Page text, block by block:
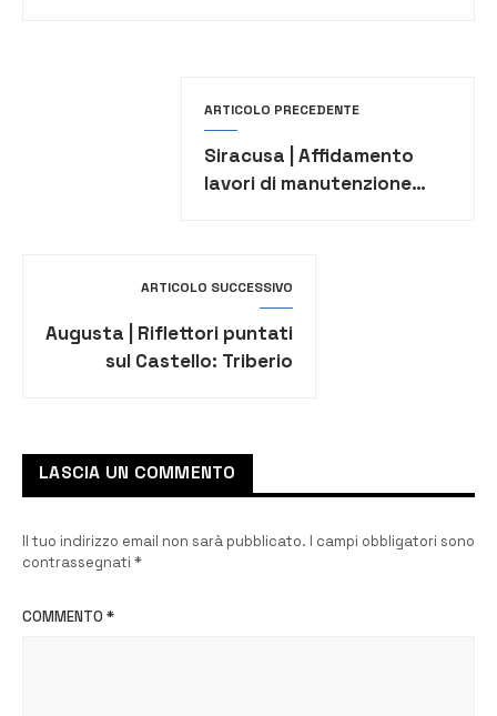
ARTICOLO PRECEDENTE
Siracusa | Affidamento
lavori di manutenzione
ARTICOLO SUCCESSIVO
Augusta | Riflettori puntati
sul Castello: Triberio
LASCIA UN COMMENTO
Il tuo indirizzo email non sarà pubblicato. I campi obbligatori sono
contrassegnati *
COMMENTO *